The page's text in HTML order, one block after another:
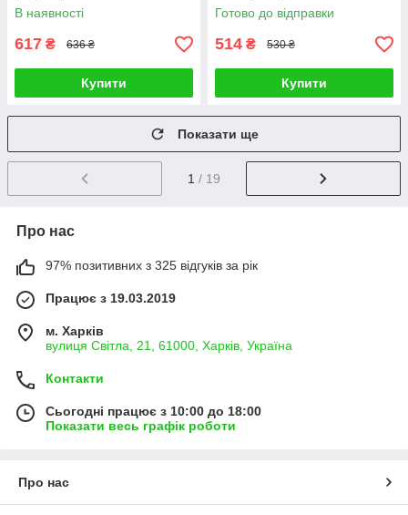
В наявності
617 ₴ 636 ₴
Купити
Готово до відправки
514 ₴ 530 ₴
Купити
Показати ще
1 / 19
Про нас
97% позитивних з 325 відгуків за рік
Працює з 19.03.2019
м. Харків
вулиця Світла, 21, 61000, Харків, Україна
Контакти
Сьогодні працює з 10:00 до 18:00
Показати весь графік роботи
Про нас